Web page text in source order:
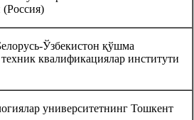
Ўзбекистон қўшма
квалификациялар институти
университетнинг Тошкент